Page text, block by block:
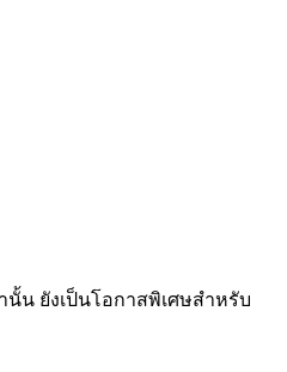
น ยังเป็นโอกาสพิเศษสำหรับ